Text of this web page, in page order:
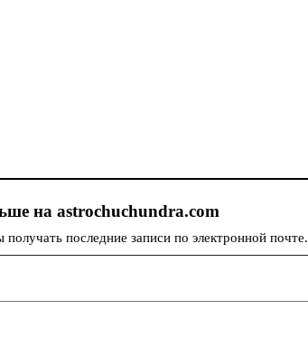
на astrochuchundra.com
последние записи по электронной почте.